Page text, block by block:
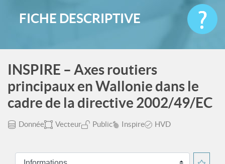
FICHE DESCRIPTIVE
INSPIRE – Axes routiers
principaux en Wallonie dans le
cadre de la directive 2002/49/EC
Donnée Vecteur Public Inspire HVD